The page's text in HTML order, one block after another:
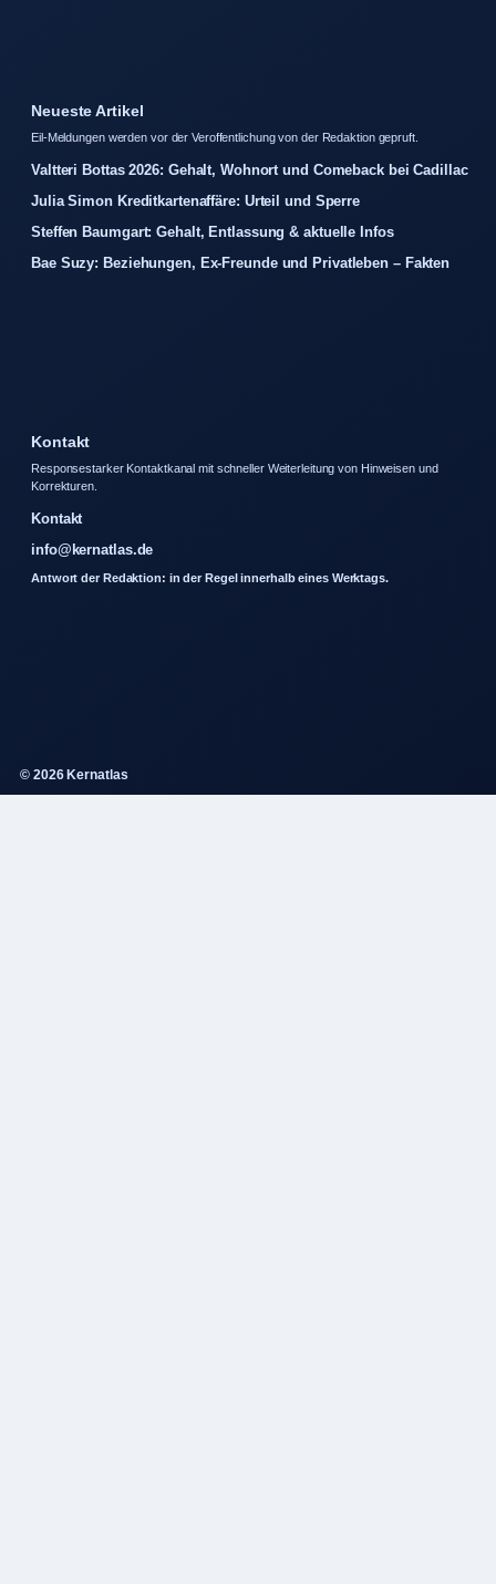
Neueste Artikel
Eil-Meldungen werden vor der Veroffentlichung von der Redaktion gepruft.
Valtteri Bottas 2026: Gehalt, Wohnort und Comeback bei Cadillac
Julia Simon Kreditkartenaffäre: Urteil und Sperre
Steffen Baumgart: Gehalt, Entlassung & aktuelle Infos
Bae Suzy: Beziehungen, Ex-Freunde und Privatleben – Fakten
Kontakt
Responsestarker Kontaktkanal mit schneller Weiterleitung von Hinweisen und
Korrekturen.
Kontakt
info@kernatlas.de
Antwort der Redaktion: in der Regel innerhalb eines Werktags.
© 2026 Kernatlas